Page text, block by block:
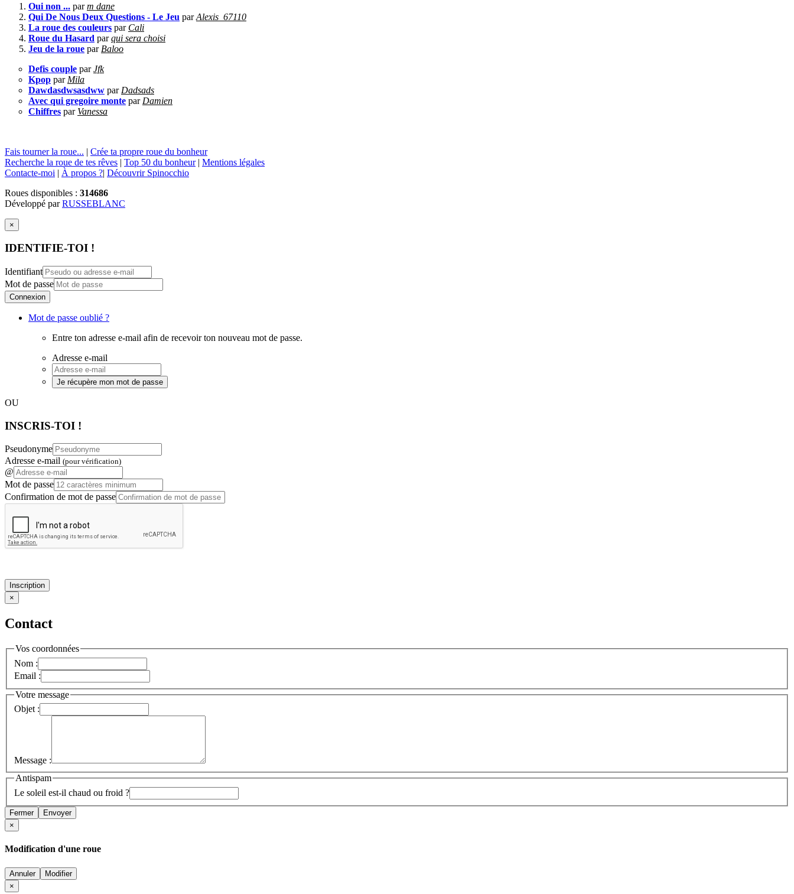
Oui non ... parm dane
Qui De Nous Deux Questions - Le Jeu parAlexis_67110
La roue des couleurs par Cali
Roue du Hasard parqui sera choisi
Jeu de la roue par Baloo
Defis couple parJfk
Kpop par Mila
Dawdasdwsasdww par Dadsads
Avec qui gregoire monte par Damien
Chiffres par Vanessa
Fais tourner la roue... | Crée ta propre roue du bonheur
Recherche la roue de tes rêves | Top 50 du bonheur| Mentions légales
Contacte-moi | À propos ?| Découvrir Spinocchio
Roues disponibles : 314686
Développé parRUSSEBLANC
×
IDENTIFIE-TOI !
Identifiant
Mot de passe
Connexion
Mot de passe oublié ?
Entre ton adresse e-mail afin de recevoir ton nouveau mot de passe.
Adresse e-mail
Je récupère mon mot de passe
OU
INSCRIS-TOI !
Pseudonyme
Adresse e-mail (pour vérification)
@
Mot de passe
Confirmation de mot de passe
Inscription
×
Contact
Vos coordonnées
Nom :
Email :
Votre message
Objet :
Message :
Antispam
Le soleil est-il chaud ou froid ?
Fermer
Envoyer
×
Modification d'une roue
Annuler
Modifier
×